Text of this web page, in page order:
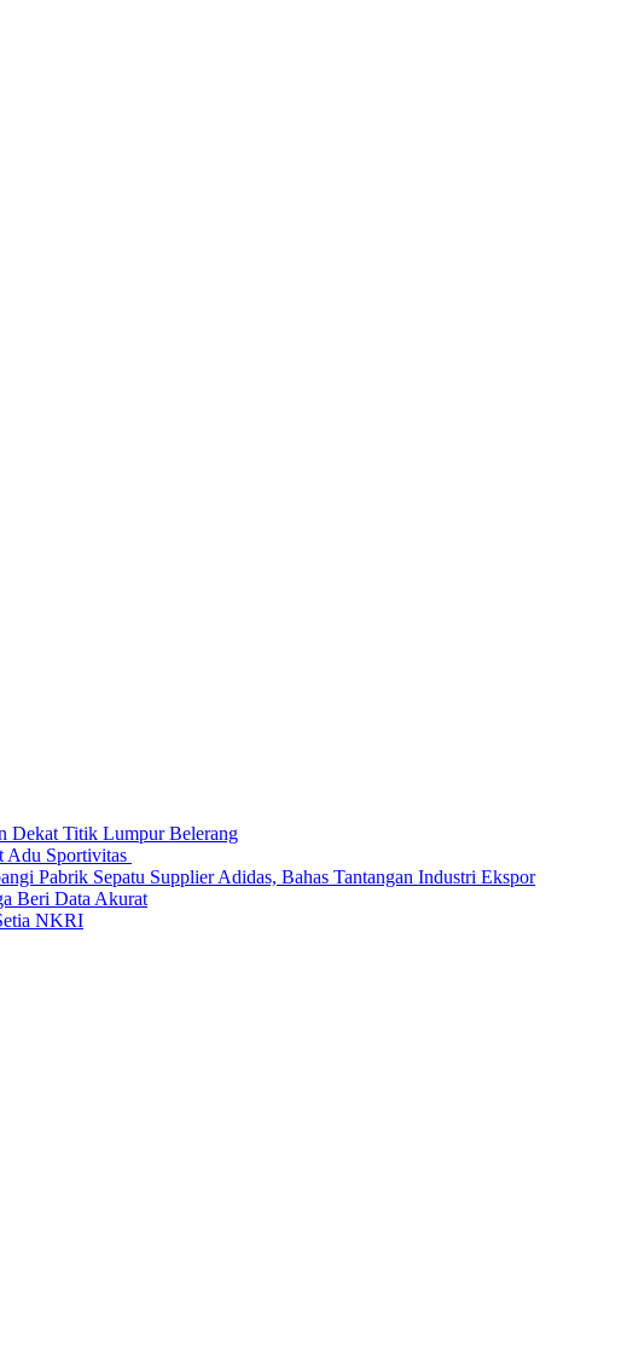
Dekat Titik Lumpur Belerang
Adu Sportivitas
Pabrik Sepatu Supplier Adidas, Bahas Tantangan Industri Ekspor
Beri Data Akurat
NKRI